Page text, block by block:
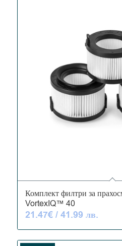
Комплект филтри за
VortexIQ™ 40
21.47€/ 41.99 лв.